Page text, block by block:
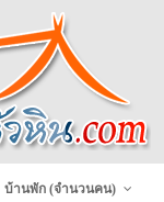
บ้านพัก (จำนวนคน)